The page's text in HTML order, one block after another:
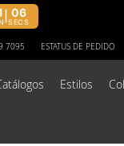
05
SECS
7095 ESTATUS DE PEDIDO
Estilos